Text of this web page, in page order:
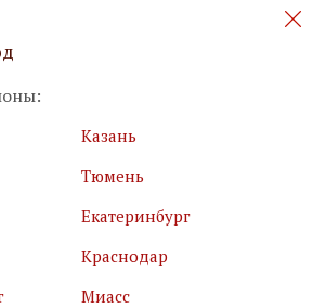
акции и новинки
использования сайта
обработки персональных
Казань
Тюмень
Екатеринбург
Краснодар
Миасс